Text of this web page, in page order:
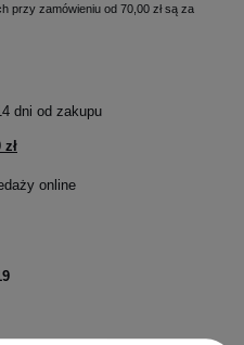
przy zamówieniu od 70,00 zł są za
dni od zakupu
zł
online